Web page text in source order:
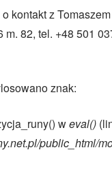
kontakt z
82, tel. +48 501
znak:
weval()
public_html/